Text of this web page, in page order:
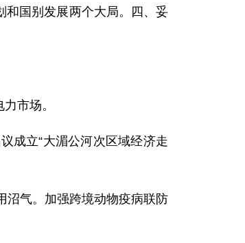
和国别发展两个大局。四、妥
市场。
成立“大湄公河次区域经济走
气。加强跨境动物疫病联防